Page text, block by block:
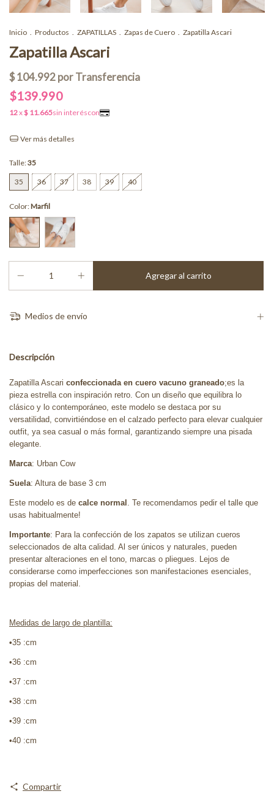
Inicio Productos ZAPATILLAS Zapas de Cuero Zapatilla Ascari
Zapatilla Ascari
$139.990
Ver más detalles
Talle:35
35 36 37 38 39 40
Color:Marfil
Medios de envío
Descripción
Zapatilla Ascari confeccionada en cuero vacuno graneado;es la
pieza estrella con inspiración retro. Con un diseño que equilibra lo
clásico y lo contemporáneo, este modelo se destaca por su
versatilidad, convirtiéndose en el calzado perfecto para elevar cualquier
outfit, ya sea casual o más formal, garantizando siempre una pisada
elegante.
Marca: Urban Cow
Suela: Altura de base 3 cm
Este modelo es de calce normal
. Te recomendamos pedir el talle que
usas habitualmente!
Importante: Para la confección de los zapatos se utilizan cueros
seleccionados de alta calidad. Al ser únicos y naturales, pueden
presentar alteraciones en el tono, marcas o pliegues. Lejos de
considerarse como imperfecciones son manifestaciones esenciales,
propias del material.
Medidas de largo de plantilla:
•35 :cm
•36 :cm
•37 :cm
•38 :cm
•39 :cm
•40 :cm
Compartir